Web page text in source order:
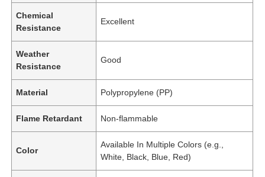
Chemical
Resistance
Excellent
Weather
Resistance
Good
Material Polypropylene (PP)
Flame Retardant Non-flammable
Color
Available In Multiple Colors (e.g.,
White, Black, Blue, Red)